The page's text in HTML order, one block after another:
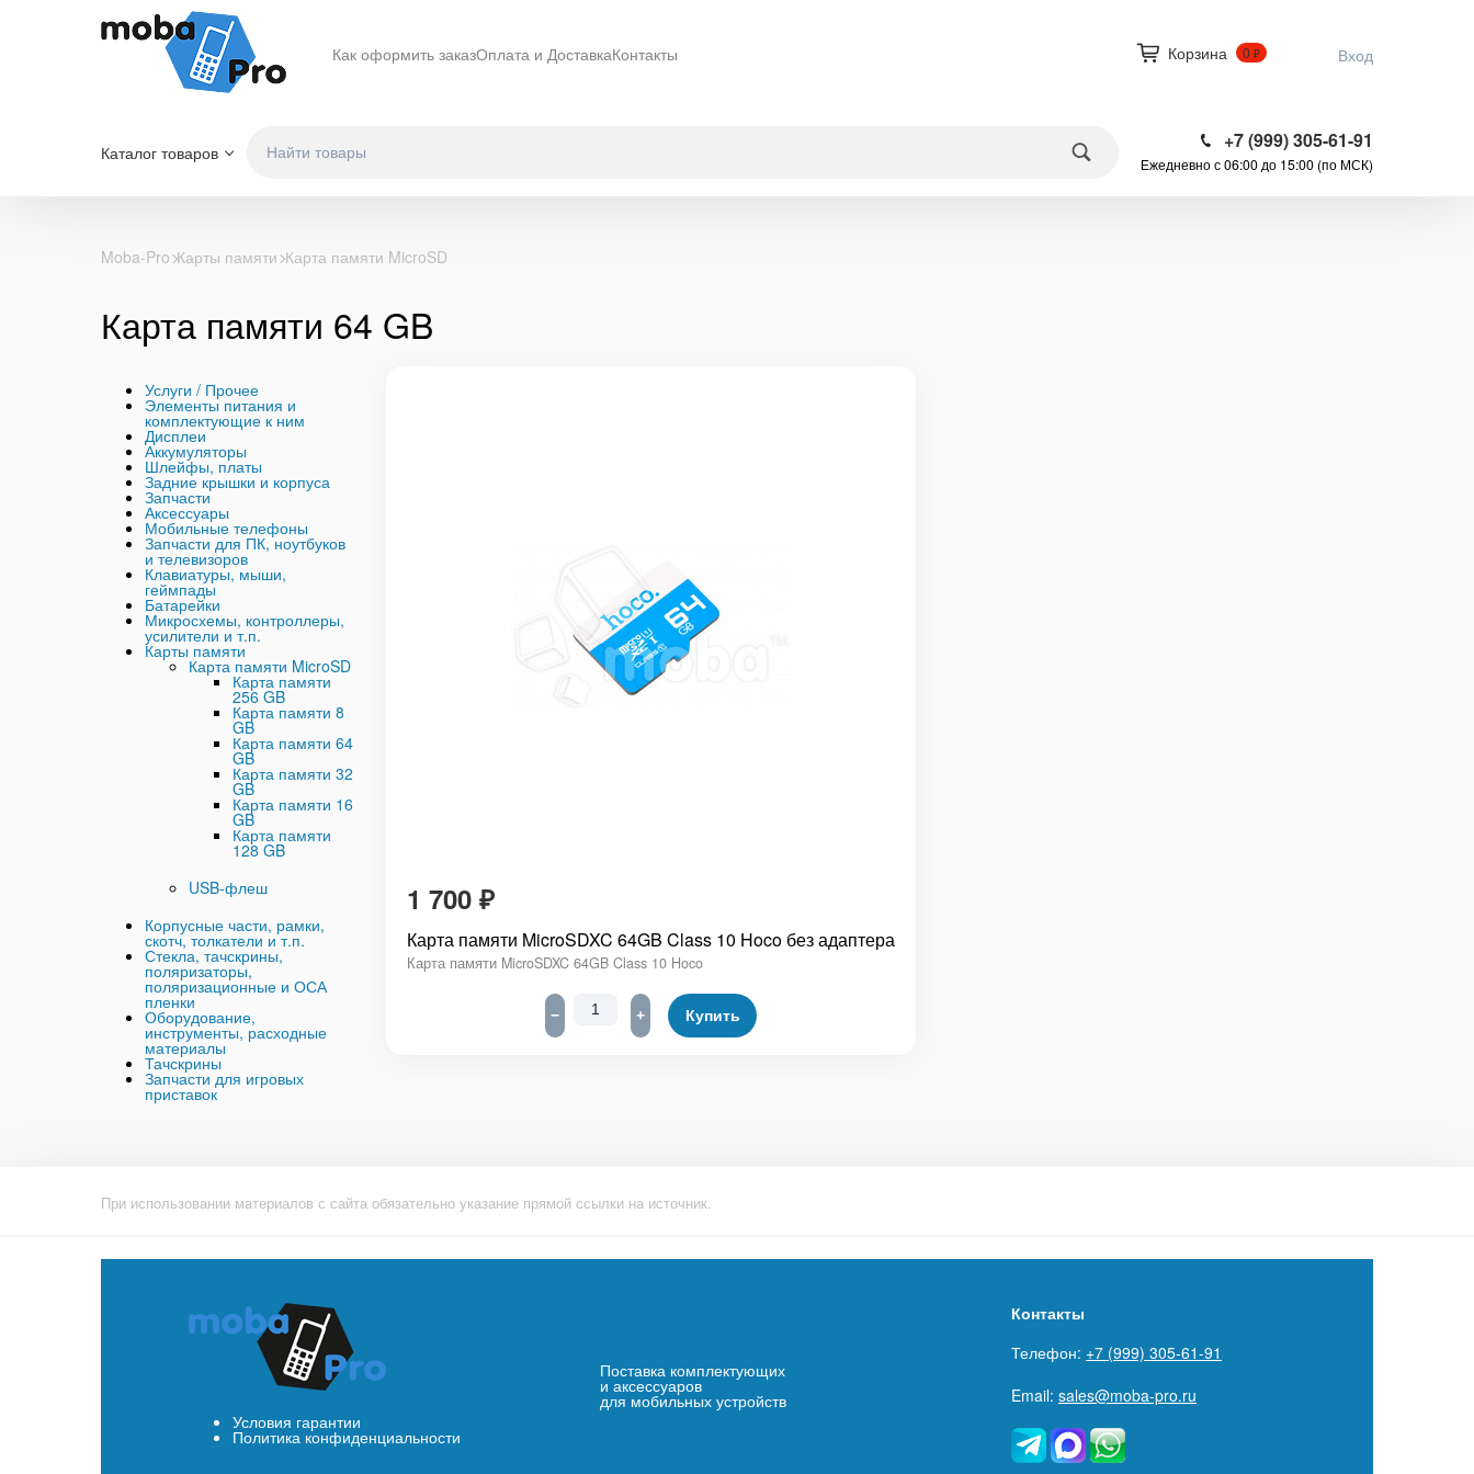
Как оформить заказОплата и ДоставкаКонтакты Корзина 0 ₽ Вход
Каталог товаров +7 (999) 305-61-91
Ежедневно с 06:00 до 15:00 (по МСК)
Moba-Pro Карты памяти Карта памяти MicroSD
Карта памяти 64 GB
Услуги / Прочее
Элементы питания и
комплектующие к ним
Дисплеи
Аккумуляторы
Шлейфы, платы
Задние крышки и корпуса
Запчасти
Аксессуары
Мобильные телефоны
Запчасти для ПК, ноутбуков
и телевизоров
Клавиатуры, мыши,
геймпады
Батарейки
Микросхемы, контроллеры,
усилители и т.п.
Карты памяти
Карта памяти MicroSD
Карта памяти
256 GB
Карта памяти 8
GB
Карта памяти 64
GB
Карта памяти 32
GB
Карта памяти 16
GB
Карта памяти
128 GB
USB-флеш
Корпусные части, рамки,
скотч, толкатели и т.п.
Стекла, тачскрины,
поляризаторы,
поляризационные и ОСА
пленки
Оборудование,
инструменты, расходные
материалы
Тачскрины
Запчасти для игровых
приставок
1 700 ₽
Карта памяти MicroSDXC 64GB Class 10 Hoco без адаптера
Карта памяти MicroSDXC 64GB Class 10 Hoco
− + Купить
При использовании материалов с сайта обязательно указание прямой ссылки на источник.
Условия гарантии
Политика конфиденциальности
Поставка комплектующих
и аксессуаров
для мобильных устройств
Контакты
Телефон: +7 (999) 305-61-91
Email: sales@moba-pro.ru